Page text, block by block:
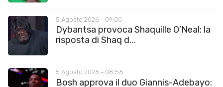
5 Agosto 2026 - 09:00
Dybantsa provoca Shaquille O’Neal: la
risposta di Shaq d...
5 Agosto 2026 - 08:56
Bosh approva il duo Giannis-Adebayo: